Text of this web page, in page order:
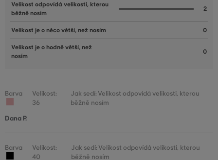
Velikost odpovídá velikosti, kterou
běžně nosím
2
Velikost je o něco větší, než nosím 0
Velikost je o hodně větší, než
nosím
0
Barva
Velikost:
36
Jak sedí: Velikost odpovídá velikosti, kterou
běžně nosím
Dana P.
Barva
Velikost:
40
Jak sedí: Velikost odpovídá velikosti, kterou
běžně nosím